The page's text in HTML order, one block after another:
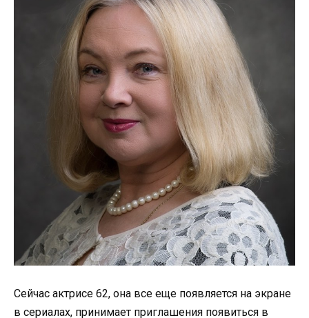
Сейчас актрисе 62, она все еще появляется на экране
в сериалах, принимает приглашения появиться в